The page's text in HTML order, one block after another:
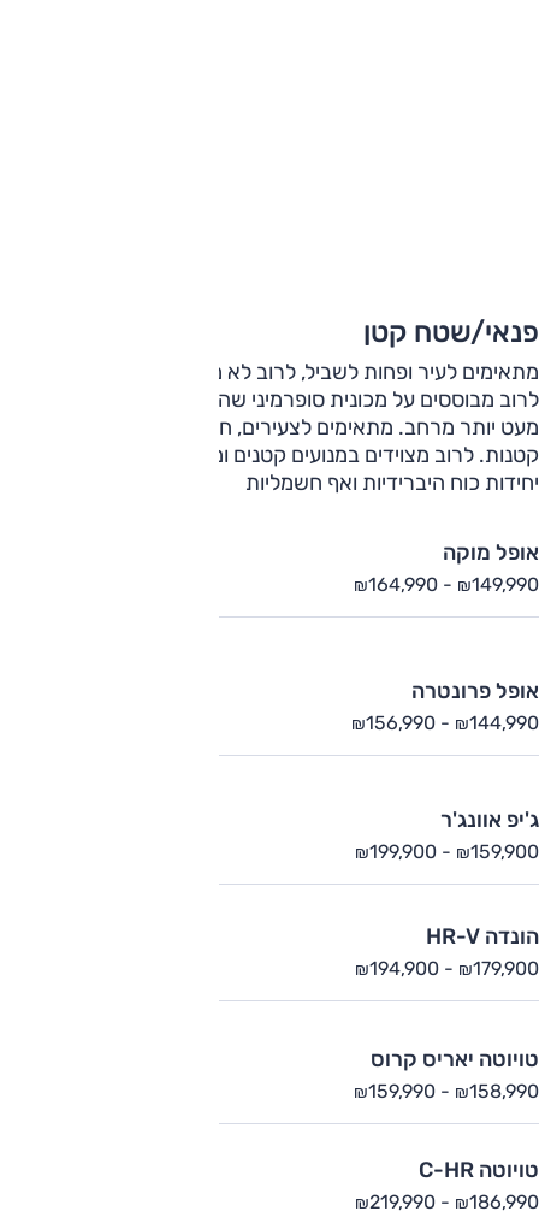
פנאי/שטח קטן
מתאימים לעיר ופחות לשביל, לרוב לא מצוידים בהנעה כפולה.
לרוב מבוססים על מכונית סופרמיני שהוגבהה, כשהתוצאה זה
מעט יותר מרחב. מתאימים לצעירים, חלקם מתאימים למשפחות
קטנות. לרוב מצוידים במנועים קטנים ומוגדשים, אם כי יש גם
יחידות כוח היברידיות ואף חשמליות
אופל מוקה
₪149,990
-
₪164,990
אופל פרונטרה
₪144,990
-
₪156,990
ג'יפ אוונג'ר
₪159,900
-
₪199,900
הונדה HR-V
₪179,900
-
₪194,900
טויוטה יאריס קרוס
₪158,990
-
₪159,990
טויוטה C-HR
₪186,990
-
₪219,990